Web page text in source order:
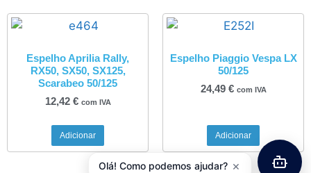
Espelho Aprilia Rally,
RX50, SX50, SX125,
Scarabeo 50/125
12,42 € com IVA
Adicionar
Espelho Piaggio Vespa LX
50/125
24,49 € com IVA
Adicionar
Olá! Como podemos ajudar? ×